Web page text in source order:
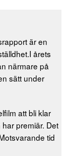
är en
årets
närmare på
sätt under
att bli klar
premiär. Det
tid